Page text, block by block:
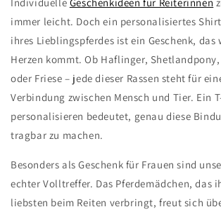
Individuelle Geschenkideen für Reiterinnen
immer leicht. Doch ein personalisiertes
ihres Lieblingspferdes ist ein Geschenk,
Herzen kommt. Ob Haflinger,
oder Friese – jede dieser Rassen steht für
Verbindung zwischen Mensch und Tier. Ein
personalisieren bedeutet, genau diese
tragbar zu machen.
Besonders als Geschenk für Frauen sind
echter Volltreffer. Das Pferdemädchen, das
liebsten beim Reiten verbringt, freut sich